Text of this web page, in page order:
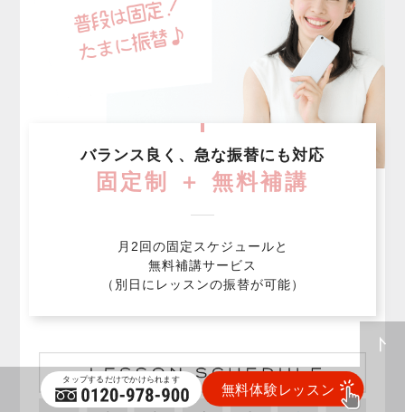
バランス良く、急な振替にも対応
固定制 ＋ 無料補講
月2回の固定スケジュールと
無料補講サービス
（別日にレッスンの振替が可能）